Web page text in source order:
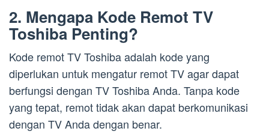
2. Mengapa Kode Remot TV
Toshiba Penting?
Kode remot TV Toshiba adalah kode yang
diperlukan untuk mengatur remot TV agar dapat
berfungsi dengan TV Toshiba Anda. Tanpa kode
yang tepat, remot tidak akan dapat berkomunikasi
dengan TV Anda dengan benar.